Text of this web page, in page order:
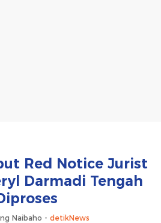
Red Notice Jurist
Darmadi Tengah
Naibaho - detikNews